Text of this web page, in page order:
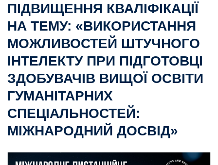
ПІДВИЩЕННЯ КВАЛІФІКАЦІЇ
НА ТЕМУ: «ВИКОРИСТАННЯ
МОЖЛИВОСТЕЙ ШТУЧНОГО
ІНТЕЛЕКТУ ПРИ ПІДГОТОВЦІ
ЗДОБУВАЧІВ ВИЩОЇ ОСВІТИ
ГУМАНІТАРНИХ
СПЕЦІАЛЬНОСТЕЙ:
МІЖНАРОДНИЙ ДОСВІД»